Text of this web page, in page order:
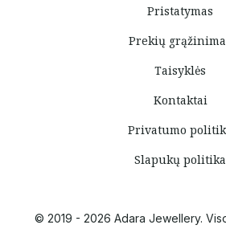
Pristatymas
Prekių
Taisyklės
Kontaktai
Privatumo
Slapukų politika
© 2019 - 2026 Adara Jewellery.